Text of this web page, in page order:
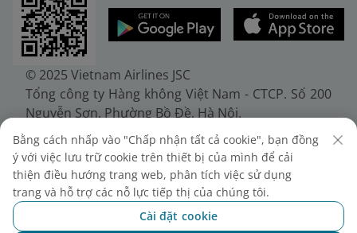
© 2025 Vietnam Airlines JSC
Tổng công ty Hàng không Việt Nam - CTCP. Số 200
Nguyễn Sơn, Phường Bồ Đề, Hà Nội.
Điện thoại: (+84-24) 38272289. Fax: (+84-24)
38722375
Giấy chứng nhận đăng ký doanh nghiệp, mã số
doanh nghiệp 0100107518, đăng ký lần đầu ngày
30/6/2010, đăng ký thay đổi lần thứ 10 ngày
24/7/2025, cấp bởi Sở Tài chính Thành phố Hà Nội.
Bằng cách nhấp vào "Chấp nhận tất cả cookie", bạn đồng
ý với việc lưu trữ cookie trên thiết bị của mình để cải
thiện điều hướng trang web, phân tích việc sử dụng
trang và hỗ trợ các nỗ lực tiếp thị của chúng tôi.
Cài đặt cookie